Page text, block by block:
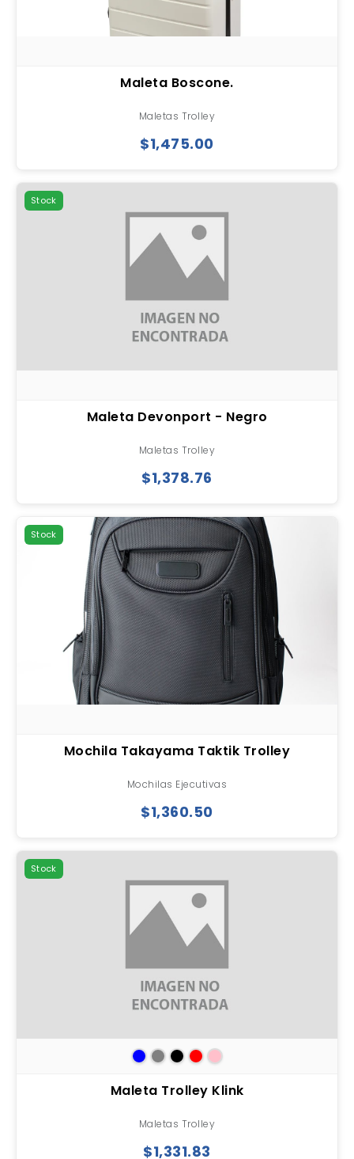
Maleta Boscone.
Maletas Trolley
$1,475.00
Stock
Maleta Devonport - Negro
Maletas Trolley
$1,378.76
Stock
Mochila Takayama Taktik Trolley
Mochilas Ejecutivas
$1,360.50
Stock
Maleta Trolley Klink
Maletas Trolley
$1,331.83